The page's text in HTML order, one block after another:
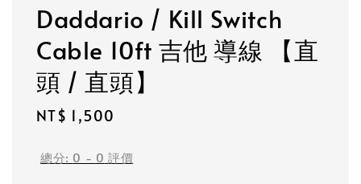
Daddario / Kill Switch
Cable 10ft 吉他 導線 【直
頭 / 直頭】
Regular
NT$ 1,500
總分: 0 - 0 評價